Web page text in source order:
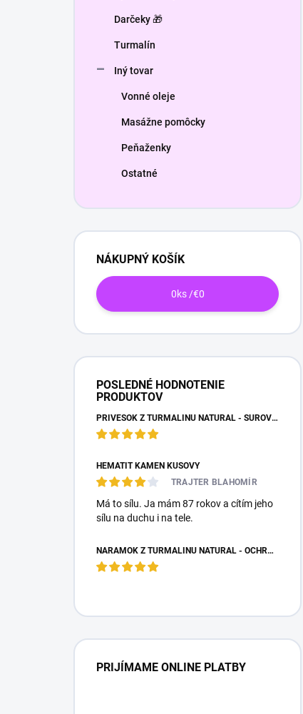
Darčeky 🎁
Turmalín
Iný tovar
Vonné oleje
Masážne pomôcky
Peňaženky
Ostatné
NÁKUPNÝ KOŠÍK
0ks /€0
POSLEDNÉ HODNOTENIE
PRODUKTOV
PRÍVESOK Z TURMALÍNU NATURAL - SUROVÝ NEOPRACOVANÝ KAMEŇ
HEMATIT KAMEŇ KUSOVÝ
TRAJTER BLAHOMÍR
Má to sílu. Ja mám 87 rokov a cítím jeho
sílu na duchu i na tele.
NÁRAMOK Z TURMALÍNU NATURAL - OCHRANNÝ KAMEŇ
PRIJÍMAME ONLINE PLATBY